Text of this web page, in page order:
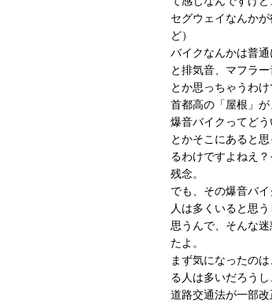
セグウェイなんか
ど）
バイクなんかは普
と排気音、マフラ
とか思っちゃうわ
首都高の「屋根」
爆音バイクってど
とかそこにあると
るわけですよねえ
残念。
でも、その爆音バ
人は多くいると思
思うんで、そんな
たよ。
まず気になったの
る人は多いだろう
道路交通法が一部